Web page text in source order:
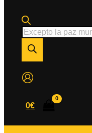
Búsqueda
de
productos
0€